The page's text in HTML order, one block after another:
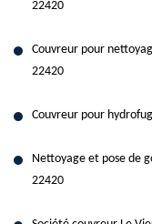
22420
Couvreur pour
22420
Couvreur pour
Nettoyage et pose de
22420